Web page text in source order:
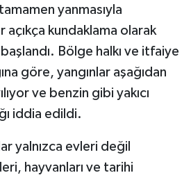
yanmasıyla
açıkça kundaklama olarak
Bölge halkı ve itfaiye
göre, yangınlar aşağıdan
ve benzin gibi yakıcı
iddia edildi.
yalnızca evleri değil
hayvanları ve tarihi